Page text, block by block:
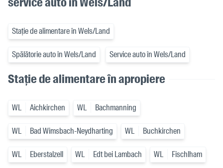
Stație de alimentare în Wels/Land
Spălătorie auto în Wels/Land Service auto în Wels/Land
Stație de alimentare în apropiere
WL Aichkirchen WL Bachmanning
WL Bad Wimsbach-Neydharting WL Buchkirchen
WL Eberstalzell WL Edt bei Lambach WL Fischlham